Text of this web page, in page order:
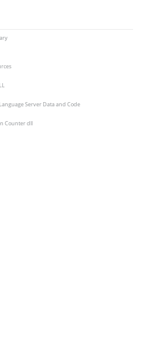
Server Data and Code
Counter dll